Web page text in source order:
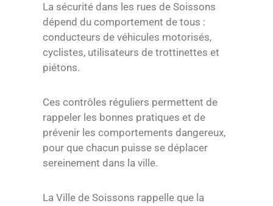
La sécurité dans les rues de Soissons
dépend du comportement de tous :
conducteurs de véhicules motorisés,
cyclistes, utilisateurs de trottinettes et
piétons.
Ces contrôles réguliers permettent de
rappeler les bonnes pratiques et de
prévenir les comportements dangereux,
pour que chacun puisse se déplacer
sereinement dans la ville.
La Ville de Soissons rappelle que la